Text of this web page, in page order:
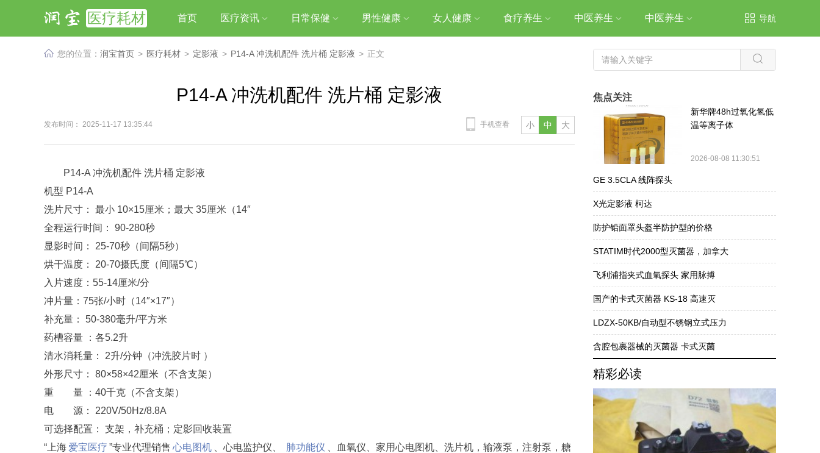
医疗耗材 首页 医疗资讯 日常保健 男性健康 女人健康 食疗养生 中医养生 中医养生 导航
您的位置： 润宝首页 > 医疗耗材 > 定影液 > P14-A 冲洗机配件 洗片桶 定影液 > 正文
P14-A 冲洗机配件 洗片桶 定影液
发布时间： 2025-11-17 13:35:44 小 中 大
手机查看
P14-A 冲洗机配件 洗片桶 定影液
机型 P14-A
洗片尺寸： 最小 10×15厘米；最大 35厘米（14″
全程运行时间： 90-280秒
显影时间： 25-70秒（间隔5秒）
烘干温度： 20-70摄氏度（间隔5℃）
入片速度：55-14厘米/分
冲片量：75张/小时（14″×17″）
补充量： 50-380毫升/平方米
药槽容量 ：各5.2升
清水消耗量： 2升/分钟（冲洗胶片时 ）
外形尺寸： 80×58×42厘米（不含支架）
重 量 ：40千克（不含支架）
电 源： 220V/50Hz/8.8A
可选择配置： 支架，补充桶；定影回收装置
“上海 爱宝医疗 ”专业代理销售 心电图机 、心电监护仪、 肺功能仪
、血氧仪、家用心电图机、洗片机，输液泵，注射泵，糖
焦点关注
新华牌48h过氧化氢低
温等离子体
2026-08-08 11:30:51
GE 3.5CLA 线阵探头
X光定影液 柯达
防护铅面罩头盔半防护型的价格
STATIM时代2000型灭菌器，加拿大
飞利浦指夹式血氧探头 家用脉搏
国产的卡式灭菌器 KS-18 高速灭
LDZX-50KB/自动型不锈钢立式压力
含腔包裹器械的灭菌器 卡式灭菌
精彩必读